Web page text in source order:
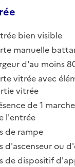
bien visible
manuelle
d'au moins
vitrée avec
vitrée
de 1
l'entrée
de rampe
d'ascenseur ou
de dispositif